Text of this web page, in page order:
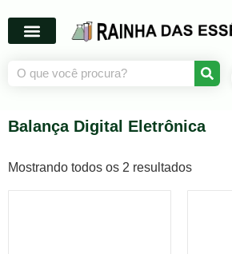
Balança Digital Eletrônica
Mostrando todos os 2 resultados